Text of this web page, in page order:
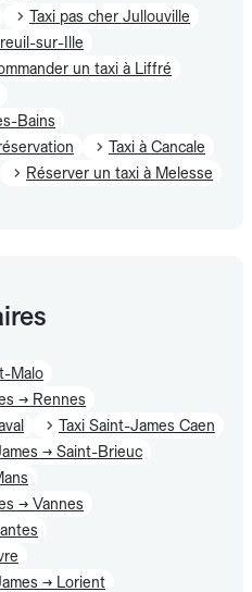
Taxi pas cher Jullouville
sur-Ille
un taxi à Liffré
Bains
Taxi à Cancale
Réserver un taxi à Melesse
Malo
→ Rennes
Taxi Saint-James Caen
→ Saint-Brieuc
→ Vannes
→ Lorient